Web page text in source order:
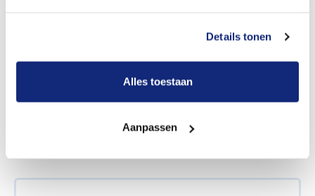
Details tonen
Alles toestaan
Aanpassen
Een betere uitvaart ervaring voor een betere